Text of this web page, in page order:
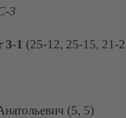
3
3-1 (25-12, 25-15, 21-
(5, 5)